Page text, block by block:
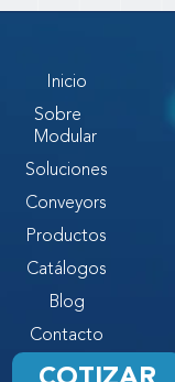
Inicio
Sobre
Modular
Soluciones
Conveyors
Productos
Catálogos
Blog
Contacto